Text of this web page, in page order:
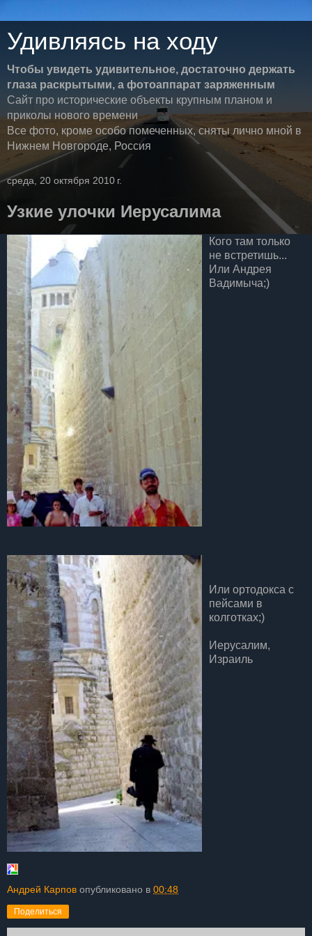
Удивляясь на ходу
Чтобы увидеть удивительное, достаточно держать
глаза раскрытыми, а фотоаппарат заряженным
Сайт про исторические объекты крупным планом и
приколы нового времени
Все фото, кроме особо помеченных, сняты лично мной в
Нижнем Новгороде, Россия
среда, 20 октября 2010 г.
Узкие улочки Иерусалима
Кого там только
не встретишь...
Или Андрея
Вадимыча;)
Или ортодокса с
пейсами в
колготках;)
Иерусалим,
Израиль
Андрей Карпов опубликовано в 00:48
Поделиться